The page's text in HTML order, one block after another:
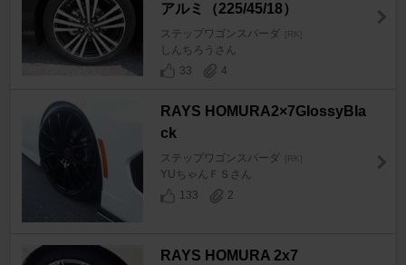
アルミ（225/45/18）
ステップワゴンスパーダ [RK]
しんちろうさん
33
4
RAYS HOMURA2×7GIossyBIa
ck
ステップワゴンスパーダ [RK]
YUちゃんＦＳさん
133
2
RAYS HOMURA 2x7